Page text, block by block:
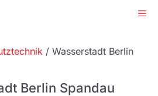
/ Wasserstadt Berlin
Berlin Spandau